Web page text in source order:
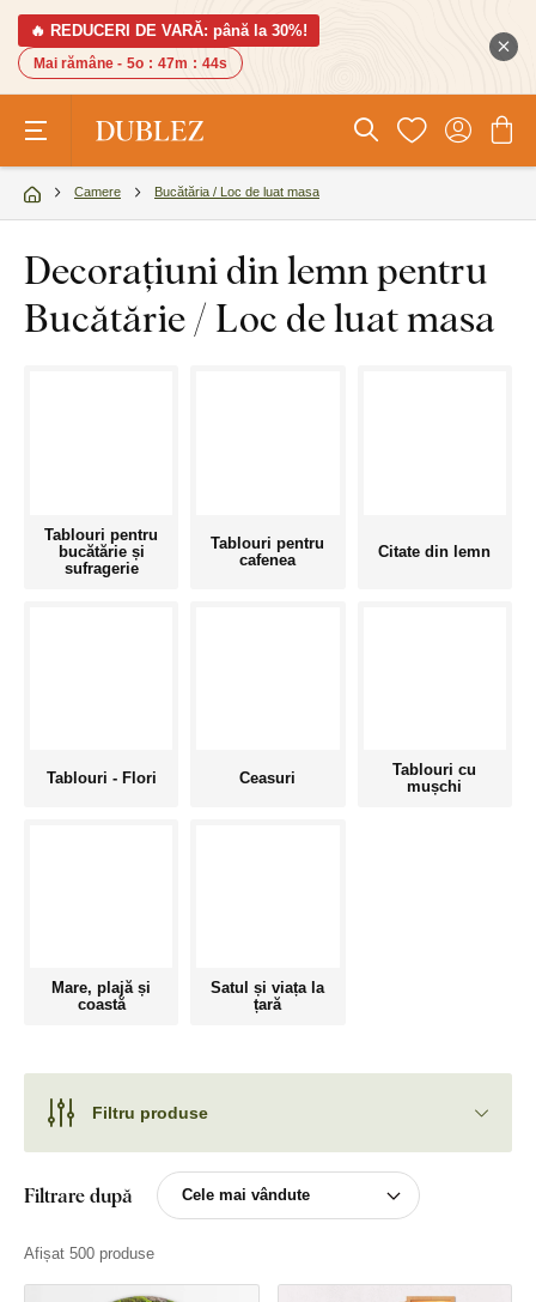
🔥 REDUCERI DE VARĂ: până la 30%!
Mai rămâne - 5o : 47m : 43s
Camere Bucătăria / Loc de luat masa
Decorațiuni din lemn pentru
Bucătărie / Loc de luat masa
Tablouri pentru
bucătărie și
sufragerie
Tablouri pentru
cafenea
Citate din lemn
Tablouri - Flori Ceasuri
Tablouri cu
mușchi
Mare, plajă și
coastă
Satul și viața la
țară
Filtru produse
Filtrare după
Afișat 500 produse